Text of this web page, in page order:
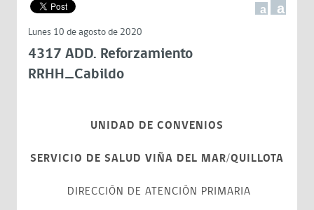
a a
Lunes 10 de agosto de 2020
4317 ADD. Reforzamiento
RRHH_Cabildo
UNIDAD DE CONVENIOS
SERVICIO DE SALUD VIÑA DEL MAR/QUILLOTA
DIRECCIÓN DE ATENCIÓN PRIMARIA